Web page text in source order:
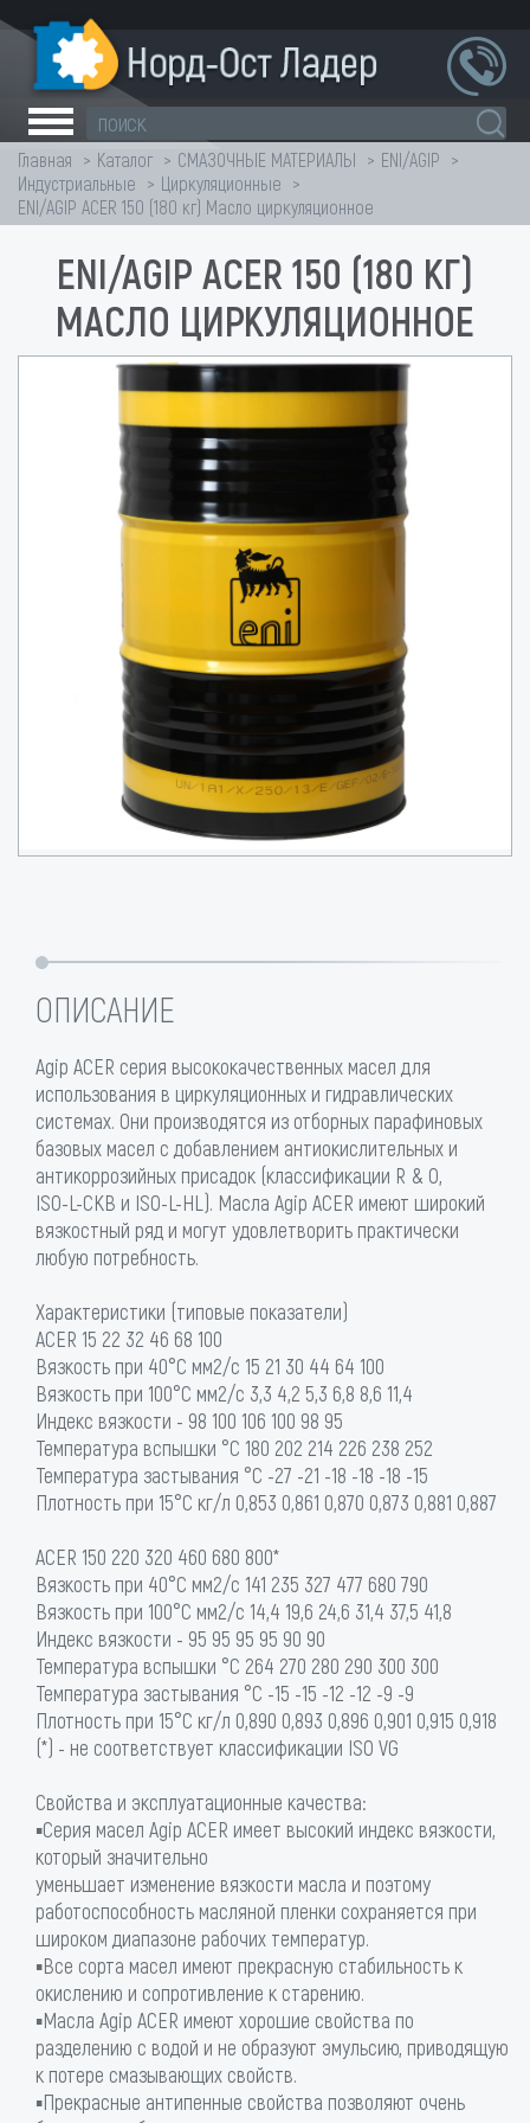
Главная Каталог СМАЗОЧНЫЕ МАТЕРИАЛЫ
ENI/AGIP
Индустриальные
Циркуляционные
ENI/AGIP ACER 150 (180 кг) Масло циркуляционное
ENI/AGIP ACER 150 (180 КГ)
МАСЛО ЦИРКУЛЯЦИОННОЕ
ОПИСАНИЕ
Agip ACER серия высококачественных масел для
использования в циркуляционных и гидравлических
системах. Они производятся из отборных парафиновых
базовых масел с добавлением антиокислительных и
антикоррозийных присадок (классификации R & O,
ISO-L-CKB и ISO-L-HL). Масла Agip ACER имеют широкий
вязкостный ряд и могут удовлетворить практически
любую потребность.
Характеристики (типовые показатели)
ACER 15 22 32 46 68 100
Вязкость при 40°С мм2/с 15 21 30 44 64 100
Вязкость при 100°С мм2/с 3,3 4,2 5,3 6,8 8,6 11,4
Индекс вязкости - 98 100 106 100 98 95
Температура вспышки °C 180 202 214 226 238 252
Температура застывания °C -27 -21 -18 -18 -18 -15
Плотность при 15°С кг/л 0,853 0,861 0,870 0,873 0,881 0,887
ACER 150 220 320 460 680 800*
Вязкость при 40°С мм2/с 141 235 327 477 680 790
Вязкость при 100°С мм2/с 14,4 19,6 24,6 31,4 37,5 41,8
Индекс вязкости - 95 95 95 95 90 90
Температура вспышки °C 264 270 280 290 300 300
Температура застывания °C -15 -15 -12 -12 -9 -9
Плотность при 15°С кг/л 0,890 0,893 0,896 0,901 0,915 0,918
(*) - не соответствует классификации ISO VG
Свойства и эксплуатационные качества:
▪Серия масел Agip ACER имеет высокий индекс вязкости,
который значительно
уменьшает изменение вязкости масла и поэтому
работоспособность масляной пленки сохраняется при
широком диапазоне рабочих температур.
▪Все сорта масел имеют прекрасную стабильность к
окислению и сопротивление к старению.
▪Масла Agip ACER имеют хорошие свойства по
разделению с водой и не образуют эмульсию, приводящую
к потере смазывающих свойств.
▪Прекрасные антипенные свойства позволяют очень